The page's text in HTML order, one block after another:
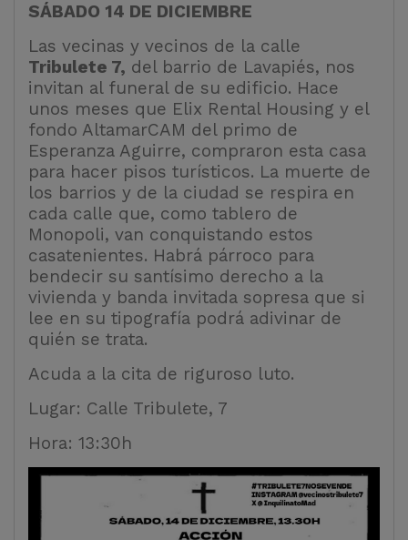
SÁBADO 14 DE DICIEMBRE
Las vecinas y vecinos de la calle
Tribulete 7, del barrio de Lavapiés, nos
invitan al funeral de su edificio. Hace
unos meses que Elix Rental Housing y el
fondo AltamarCAM del primo de
Esperanza Aguirre, compraron esta casa
para hacer pisos turísticos. La muerte de
los barrios y de la ciudad se respira en
cada calle que, como tablero de
Monopoli, van conquistando estos
casatenientes. Habrá párroco para
bendecir su santísimo derecho a la
vivienda y banda invitada sopresa que si
lee en su tipografía podrá adivinar de
quién se trata.
Acuda a la cita de riguroso luto.
Lugar: Calle Tribulete, 7
Hora: 13:30h